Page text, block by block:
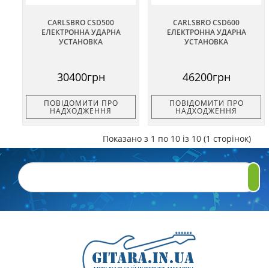
CARLSBRO CSD500
ЕЛЕКТРОННА УДАРНА
УСТАНОВКА
30400грн
ПОВІДОМИТИ ПРО
НАДХОДЖЕННЯ
CARLSBRO CSD600
ЕЛЕКТРОННА УДАРНА
УСТАНОВКА
46200грн
ПОВІДОМИТИ ПРО
НАДХОДЖЕННЯ
Показано з 1 по 10 із 10 (1 сторінок)